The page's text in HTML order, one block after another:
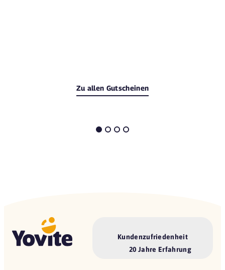
Zu allen Gutscheinen
Kundenzufriedenheit
20 Jahre Erfahrung